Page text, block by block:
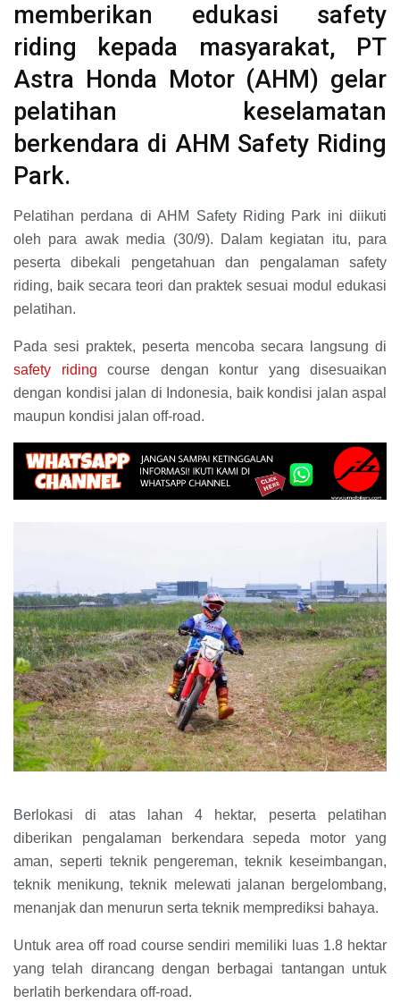
memberikan edukasi safety
riding kepada masyarakat, PT
Astra Honda Motor (AHM) gelar
pelatihan keselamatan
berkendara di AHM Safety Riding
Park.
Pelatihan perdana di AHM Safety Riding Park ini diikuti
oleh para awak media (30/9). Dalam kegiatan itu, para
peserta dibekali pengetahuan dan pengalaman safety
riding, baik secara teori dan praktek sesuai modul edukasi
pelatihan.
Pada sesi praktek, peserta mencoba secara langsung di
safety riding course dengan kontur yang disesuaikan
dengan kondisi jalan di Indonesia, baik kondisi jalan aspal
maupun kondisi jalan off-road.
Berlokasi di atas lahan 4 hektar, peserta pelatihan
diberikan pengalaman berkendara sepeda motor yang
aman, seperti teknik pengereman, teknik keseimbangan,
teknik menikung, teknik melewati jalanan bergelombang,
menanjak dan menurun serta teknik memprediksi bahaya.
Untuk area off road course sendiri memiliki luas 1.8 hektar
yang telah dirancang dengan berbagai tantangan untuk
berlatih berkendara off-road.